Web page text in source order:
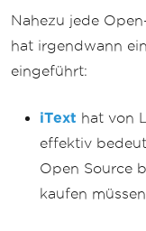
Nahezu jede
hat irgendwann
eingeführt:
iText hat von
effektiv
Open Source
kaufen müssen.